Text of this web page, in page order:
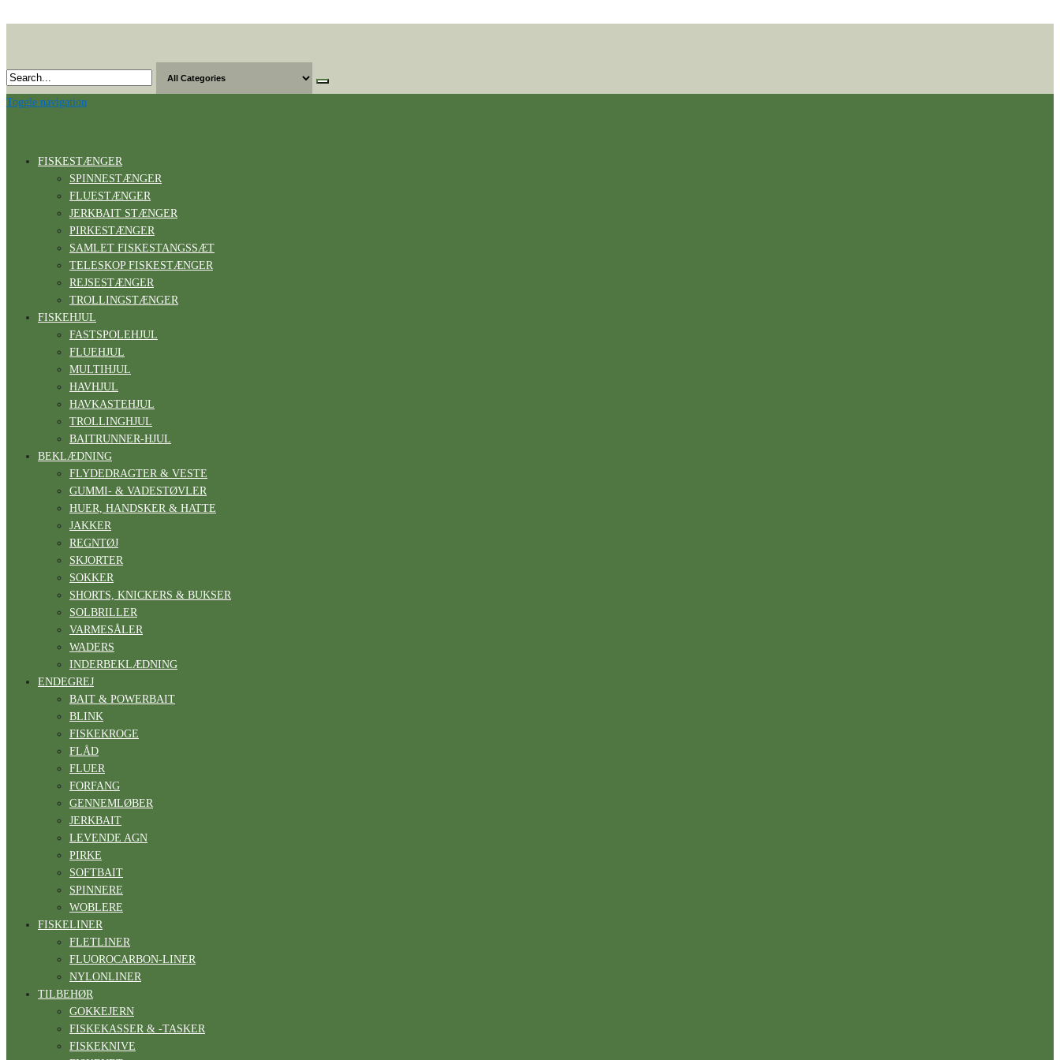
content
Toggle navigation
FISKESTÆNGER
SPINNESTÆNGER
FLUESTÆNGER
JERKBAIT STÆNGER
PIRKESTÆNGER
SAMLET FISKESTANGSSÆT
TELESKOP FISKESTÆNGER
REJSESTÆNGER
TROLLINGSTÆNGER
FISKEHJUL
FASTSPOLEHJUL
FLUEHJUL
MULTIHJUL
HAVHJUL
HAVKASTEHJUL
TROLLINGHJUL
BAITRUNNER-HJUL
BEKLÆDNING
FLYDEDRAGTER & VESTE
GUMMI- & VADESTØVLER
HUER, HANDSKER & HATTE
JAKKER
REGNTØJ
SKJORTER
SOKKER
SHORTS, KNICKERS & BUKSER
SOLBRILLER
VARMESÅLER
WADERS
INDERBEKLÆDNING
ENDEGREJ
BAIT & POWERBAIT
BLINK
FISKEKROGE
FLÅD
FLUER
FORFANG
GENNEMLØBER
JERKBAIT
LEVENDE AGN
PIRKE
SOFTBAIT
SPINNERE
WOBLERE
FISKELINER
FLETLINER
FLUOROCARBON-LINER
NYLONLINER
TILBEHØR
GOKKEJERN
FISKEKASSER & -TASKER
FISKEKNIVE